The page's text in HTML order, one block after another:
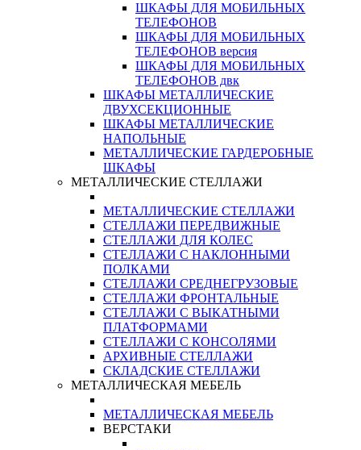
ШКАФЫ ДЛЯ МОБИЛЬНЫХ
ТЕЛЕФОНОВ
ШКАФЫ ДЛЯ МОБИЛЬНЫХ
ТЕЛЕФОНОВ версия
ШКАФЫ ДЛЯ МОБИЛЬНЫХ
ТЕЛЕФОНОВ двк
ШКАФЫ МЕТАЛЛИЧЕСКИЕ
ДВУХСЕКЦИОННЫЕ
ШКАФЫ МЕТАЛЛИЧЕСКИЕ
НАПОЛЬНЫЕ
МЕТАЛЛИЧЕСКИЕ ГАРДЕРОБНЫЕ
ШКАФЫ
МЕТАЛЛИЧЕСКИЕ СТЕЛЛАЖИ
МЕТАЛЛИЧЕСКИЕ СТЕЛЛАЖИ
СТЕЛЛАЖИ ПЕРЕДВИЖНЫЕ
СТЕЛЛАЖИ ДЛЯ КОЛЕС
СТЕЛЛАЖИ С НАКЛОННЫМИ
ПОЛКАМИ
СТЕЛЛАЖИ СРЕДНЕГРУЗОВЫЕ
СТЕЛЛАЖИ ФРОНТАЛЬНЫЕ
СТЕЛЛАЖИ С ВЫКАТНЫМИ
ПЛАТФОРМАМИ
СТЕЛЛАЖИ С КОНСОЛЯМИ
АРХИВНЫЕ СТЕЛЛАЖИ
СКЛАДСКИЕ СТЕЛЛАЖИ
МЕТАЛЛИЧЕСКАЯ МЕБЕЛЬ
МЕТАЛЛИЧЕСКАЯ МЕБЕЛЬ
ВЕРСТАКИ